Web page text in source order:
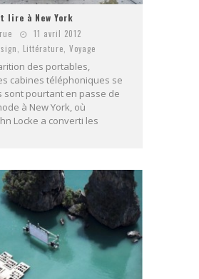
lire à New York
11 avril 2012
Littérature Voyage
des portables,
cabines téléphoniques se
sont pourtant en passe de
à New York, où
Locke a converti les